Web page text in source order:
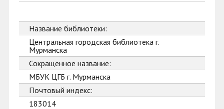
Название библиотеки:
Центральная городская библиотека г.
Мурманска
Сокращенное название:
МБУК ЦГБ г. Мурманска
Почтовый индекс:
183014